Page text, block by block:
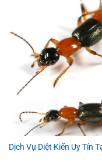
Dịch Vụ Diệt Kiến Uy Tín